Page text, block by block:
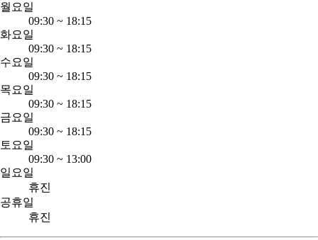
월요일
09:30 ~ 18:15
화요일
09:30 ~ 18:15
수요일
09:30 ~ 18:15
목요일
09:30 ~ 18:15
금요일
09:30 ~ 18:15
토요일
09:30 ~ 13:00
일요일
휴진
공휴일
휴진